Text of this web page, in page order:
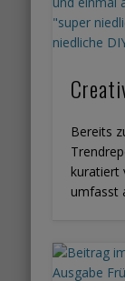
Bereits
kuratiert
umfasst